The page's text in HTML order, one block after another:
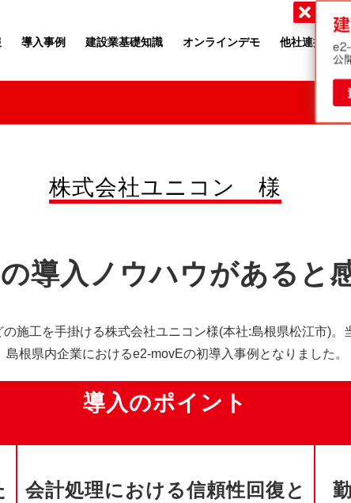
導入事例 建設業基礎知識 オンラインデモ 他社連携
株式会社ユニコン 様
導入ノウハウがあると
施工を手掛ける株式会社ユニコン様(本社:島根県松江市)
根県内企業におけるe2-movEの初導入事例となりました。
導入のポイント
会計処理における信頼性回復と